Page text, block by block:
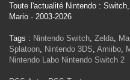
Toute l'actualité Nintendo :
Mario - 2003-2026
Tags : Nintendo Switch, Zelda,
Splatoon, Nintendo 3DS, Amiibo,
Nintendo Labo Nintendo Switch 2